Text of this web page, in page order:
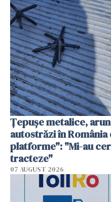
Țepușe metalice,
autostrăzi în
platforme": "Mi-au
tracteze"
07 AUGUST 2026